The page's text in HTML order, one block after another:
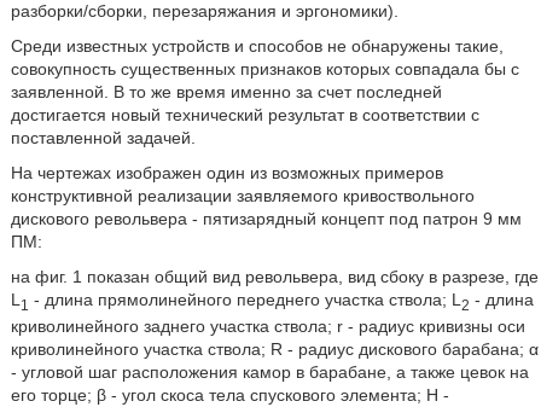
разборки/сборки, перезаряжания и эргономики).
Среди известных устройств и способов не обнаружены такие,
совокупность существенных признаков которых совпадала бы с
заявленной. В то же время именно за счет последней
достигается новый технический результат в соответствии с
поставленной задачей.
На чертежах изображен один из возможных примеров
конструктивной реализации заявляемого кривоствольного
дискового револьвера - пятизарядный концепт под патрон 9 мм
ПМ:
на фиг. 1 показан общий вид револьвера, вид сбоку в разрезе, где
L1 - длина прямолинейного переднего участка ствола; L2 - длина
криволинейного заднего участка ствола; r - радиус кривизны оси
криволинейного участка ствола; R - радиус дискового барабана; α
- угловой шаг расположения камор в барабане, а также цевок на
его торце; β - угол скоса тела спускового элемента; Η -